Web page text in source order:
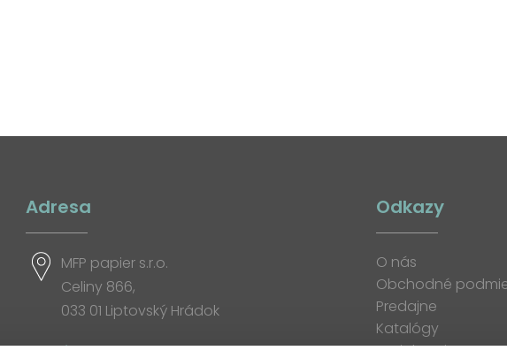
Adresa
MFP papier s.r.o.
Celiny 866,
033 01 Liptovský Hrádok
Otváracia doba
Odkazy
O nás
Obchodné
Predajne
Katalógy
K stiahnutiu